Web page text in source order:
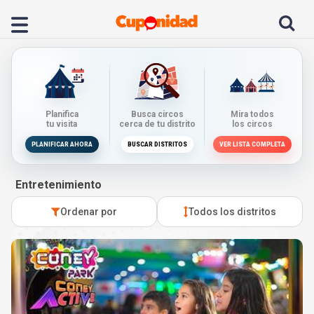
Planifica
tu visita
PLANIFICAR AHORA
Busca circos
cerca de tu distrito
BUSCAR DISTRITOS
Mira todos
los circos
VER LISTA COMPLETA
Entretenimiento
Ordenar por Todos los distritos